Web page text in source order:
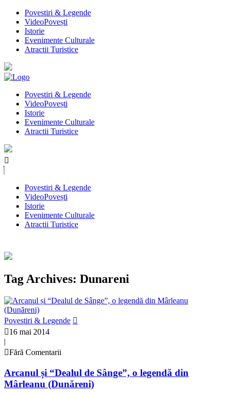
Povestiri & Legende
VideoPovești
Istorie
Evenimente Culturale
Atractii Turistice
Povestiri & Legende
VideoPovești
Istorie
Evenimente Culturale
Atractii Turistice
Povestiri & Legende
VideoPovești
Istorie
Evenimente Culturale
Atractii Turistice
Tag Archives: Dunareni
Povestiri & Legende
16 mai 2014
|
Fără Comentarii
Arcanul și “Dealul de Sânge”, o legendă din
Mârleanu (Dunăreni)